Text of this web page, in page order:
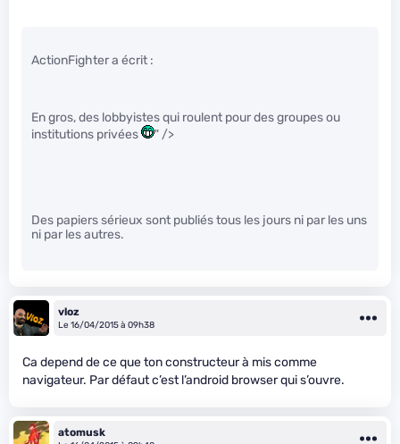
ActionFighter a écrit :
En gros, des lobbyistes qui roulent pour des groupes ou
institutions privées
" />
Des papiers sérieux sont publiés tous les jours ni par les uns
ni par les autres.
vloz
Le 16/04/2015 à 09h38
Ca depend de ce que ton constructeur à mis comme
navigateur. Par défaut c’est l’android browser qui s’ouvre.
atomusk